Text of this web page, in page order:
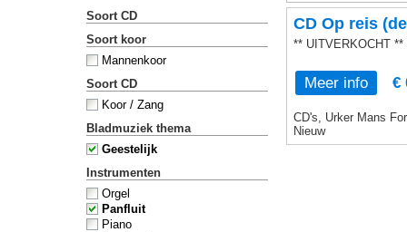
Soort CD
Soort koor
Mannenkoor
Soort CD
Koor / Zang
Bladmuziek thema
Geestelijk
Instrumenten
Orgel
Panfluit
Piano
CD Op reis
** UITVERKOCHT **
Meer info €
CD's, Urker Mans
Nieuw